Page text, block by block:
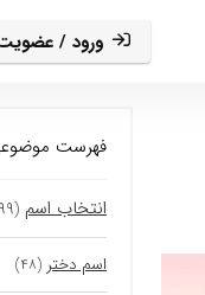
ورود /
فهرست
انتخاب اسم (۹۹)
اسم دختر (۴۸)